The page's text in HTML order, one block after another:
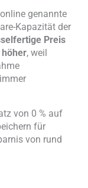
genannte
Kapazität der
Preis
, weil
von 0 % auf
für
von rund